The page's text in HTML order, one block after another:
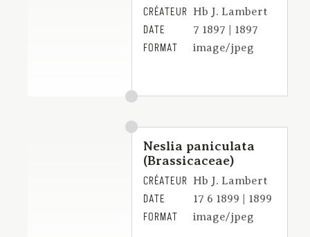
CRÉATEUR Hb J. Lambert
DATE 7 1897 | 1897
FORMAT image/jpeg
Neslia paniculata
(Brassicaceae)
CRÉATEUR Hb J. Lambert
DATE 17 6 1899 | 1899
FORMAT image/jpeg